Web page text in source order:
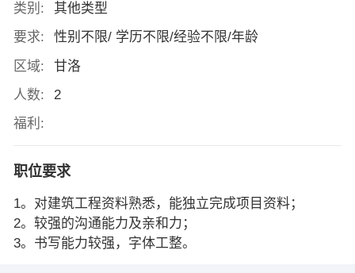
类别:
其他类型
要求:
性别不限/ 学历不限/经验不限/年龄
区域:
甘洛
人数:
2
福利:
职位要求
1。对建筑工程资料熟悉，能独立完成项目资料；
2。较强的沟通能力及亲和力；
3。书写能力较强，字体工整。